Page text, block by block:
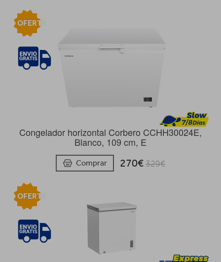
Congelador horizontal Corbero CCHH30024E,
Blanco, 109 cm, E
Comprar 270€329€
OFERTA
OFERTA